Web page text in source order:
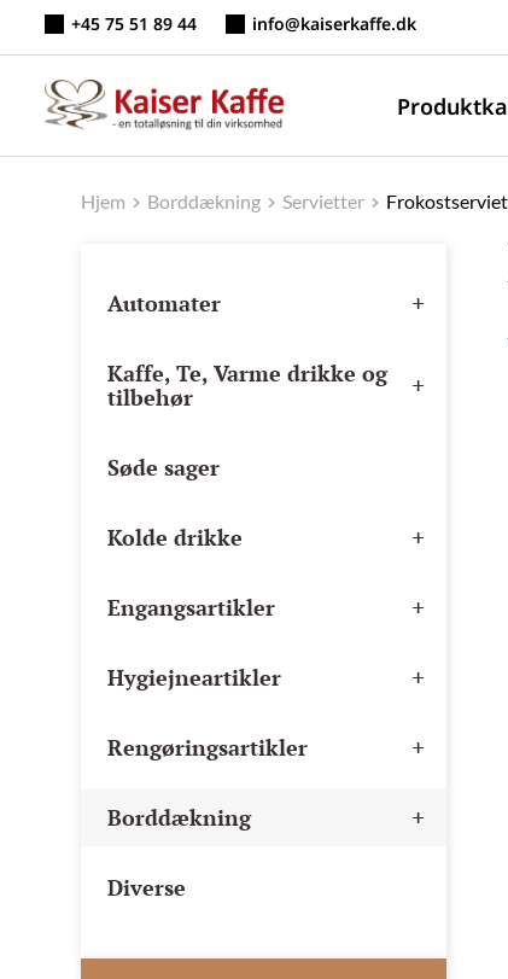
indhold
+45 75 51 89 44 info@kaiserkaffe.dk
Hjem Borddækning Servietter
+
Automater
+
Kaffe, Te, Varme drikke og
tilbehør
Søde sager
+
Kolde drikke
+
Engangsartikler
+
Hygiejneartikler
+
Rengøringsartikler
+
Borddækning
Diverse